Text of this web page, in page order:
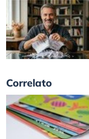
Correlato